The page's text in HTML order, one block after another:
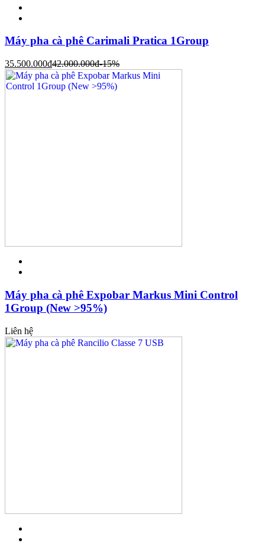
Máy pha cà phê Carimali Pratica 1Group
35.500.000đ42.000.000đ-15%
Máy pha cà phê Expobar Markus Mini Control
1Group (New >95%)
Liên hệ